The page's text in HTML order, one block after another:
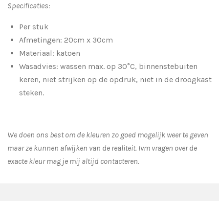
Specificaties:
Per stuk
Afmetingen: 20cm x 30cm
Materiaal: katoen
Wasadvies: wassen max. op 30°C, binnenstebuiten
keren, niet strijken op de opdruk, niet in de droogkast
steken.
We doen ons best om de kleuren zo goed mogelijk weer te geven
maar ze kunnen afwijken van de realiteit. Ivm vragen over de
exacte kleur mag je mij altijd contacteren.